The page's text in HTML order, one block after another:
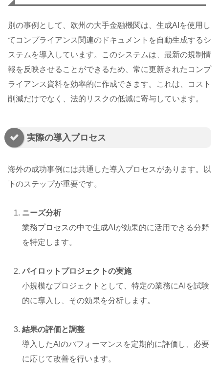
別の事例として、欧州の大手金融機関は、生成AIを使用し
てコンプライアンス関連のドキュメントを自動生成するシ
ステムを導入しています。このシステムは、最新の規制情
報を反映させることができるため、常に更新されたコンプ
ライアンス資料を効率的に作成できます。これは、コスト
削減だけでなく、法的リスクの低減に寄与しています。
実際の導入プロセス
海外の成功事例には共通した導入プロセスがあります。以
下のステップが重要です。
ニーズ分析
業務プロセスの中で生成AIが効果的に活用できる分野
を特定します。
パイロットプロジェクトの実施
小規模なプロジェクトとして、特定の業務にAIを試験
的に導入し、その効果を分析します。
結果の評価と調整
導入したAIのパフォーマンスを定期的に評価し、必要
に応じて改善を行います。